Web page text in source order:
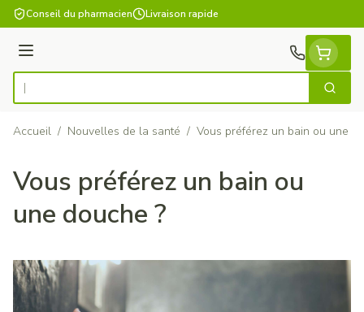
Aller au contenu
Conseil du pharmacien Livraison rapide
Menu
Rechercher
Accueil / Nouvelles de la santé / Vous préférez un bain ou une
Vous préférez un bain ou
une douche ?